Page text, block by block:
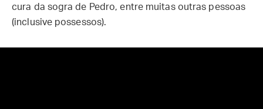
cura da sogra de Pedro, entre muitas outras pessoas
(inclusive possessos).